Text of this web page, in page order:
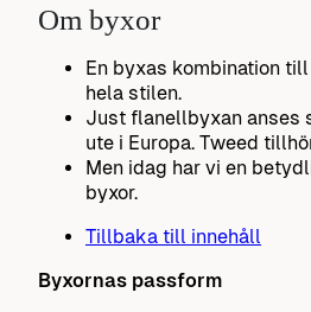
Om byxor
En byxas kombination
hela stilen.
Just flanellbyxan anses
ute i Europa. Tweed
Men idag har vi en
byxor.
Tillbaka till innehåll
Byxornas passform